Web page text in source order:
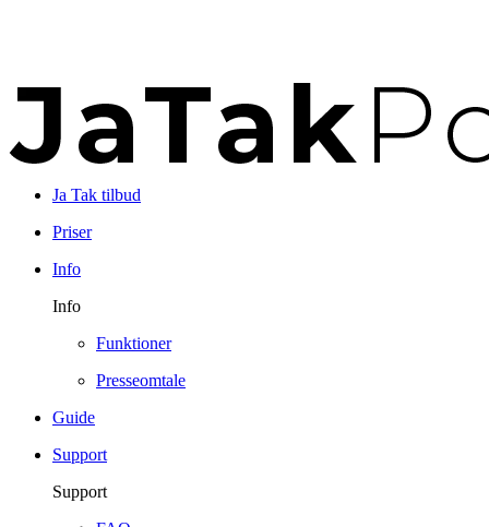
Ja Tak tilbud
Priser
Info
Info
Funktioner
Presseomtale
Guide
Support
Support